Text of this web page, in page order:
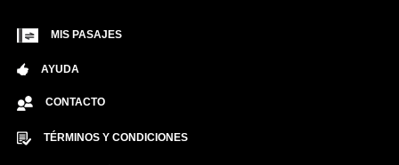
MIS PASAJES
AYUDA
CONTACTO
TÉRMINOS Y CONDICIONES